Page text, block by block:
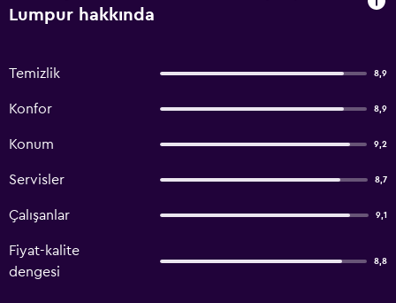
Lumpur hakkında
Temizlik 8,9
Konfor 8,9
Konum 9,2
Servisler 8,7
Çalışanlar 9,1
Fiyat-kalite
dengesi
8,8